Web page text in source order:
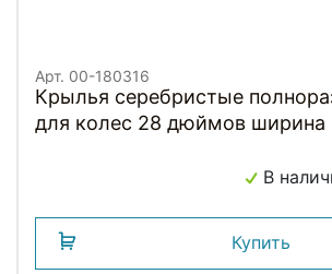
Арт. 00-180316
Крылья серебристые
для колес 28 дюймов
В
Купить